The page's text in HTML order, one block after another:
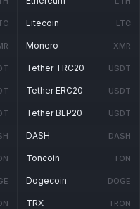
Litecoin LTC
Monero XMR
Tether TRC20 USDT
Tether ERC20 USDT
Tether BEP20 USDT
DASH DASH
Toncoin TON
Dogecoin DOGE
TRX TRON